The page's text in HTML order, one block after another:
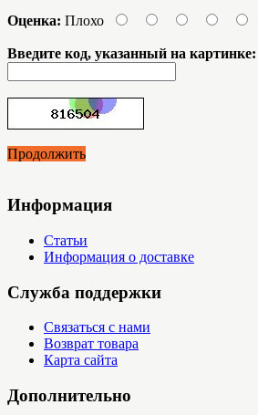
Оценка: Плохо
Введите код, указанный на картинке:
Продолжить
Информация
Статьи
Информация о доставке
Служба поддержки
Связаться с нами
Возврат товара
Карта сайта
Дополнительно